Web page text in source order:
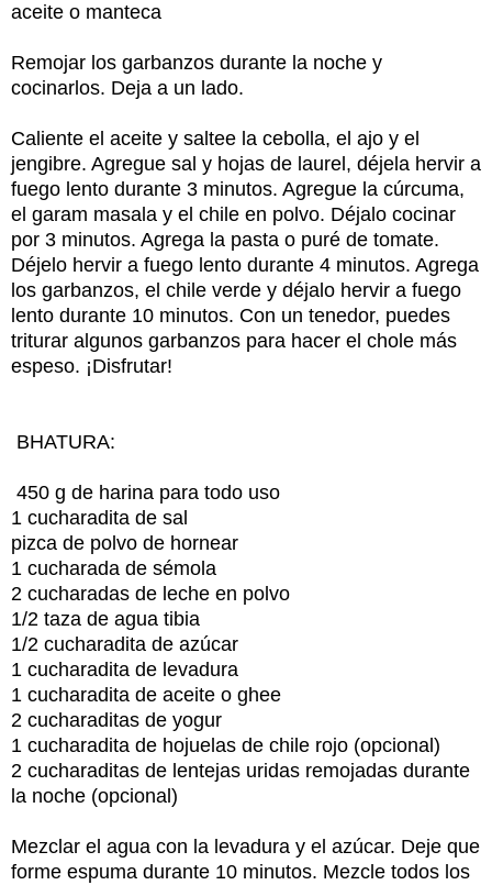
aceite o manteca
Remojar los garbanzos durante la noche y
cocinarlos. Deja a un lado.
Caliente el aceite y saltee la cebolla, el ajo y el
jengibre. Agregue sal y hojas de laurel, déjela hervir a
fuego lento durante 3 minutos. Agregue la cúrcuma,
el garam masala y el chile en polvo. Déjalo cocinar
por 3 minutos. Agrega la pasta o puré de tomate.
Déjelo hervir a fuego lento durante 4 minutos. Agrega
los garbanzos, el chile verde y déjalo hervir a fuego
lento durante 10 minutos. Con un tenedor, puedes
triturar algunos garbanzos para hacer el chole más
espeso. ¡Disfrutar!
BHATURA:
450 g de harina para todo uso
1 cucharadita de sal
pizca de polvo de hornear
1 cucharada de sémola
2 cucharadas de leche en polvo
1/2 taza de agua tibia
1/2 cucharadita de azúcar
1 cucharadita de levadura
1 cucharadita de aceite o ghee
2 cucharaditas de yogur
1 cucharadita de hojuelas de chile rojo (opcional)
2 cucharaditas de lentejas uridas remojadas durante
la noche (opcional)
Mezclar el agua con la levadura y el azúcar. Deje que
forme espuma durante 10 minutos. Mezcle todos los